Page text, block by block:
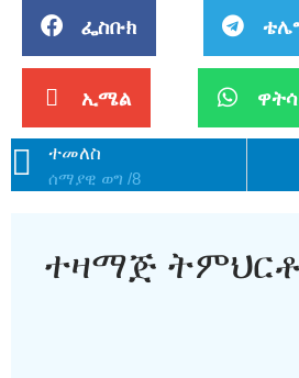
ፌስቡክ
ኢሜል
ተመለስ
ሰማያዊ ወግ /8
ተዛማጅ